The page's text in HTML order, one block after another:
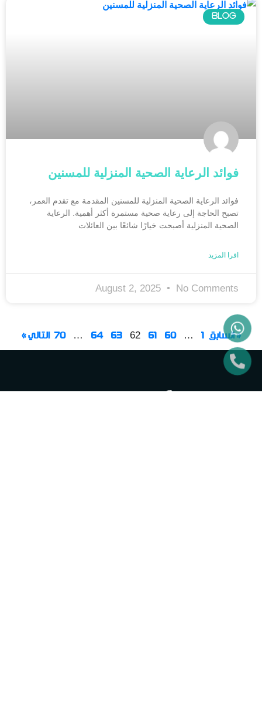
BLOG
فوائد الرعاية الصحية المنزلية للمسنين
فوائد الرعاية الصحية المنزلية للمسنين المقدمة مع تقدم العمر،
تصبح الحاجة إلى رعاية صحية مستمرة أكثر أهمية. الرعاية
الصحية المنزلية أصبحت خيارًا شائعًا بين العائلات
اقرا المزيد
August 2, 2025 No Comments
« السابق 1
…
60
61
62
63
64
…
70 التالي »